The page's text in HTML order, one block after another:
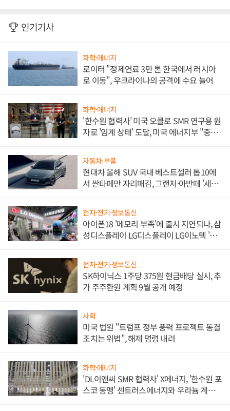
인기기사
화학·에너지
로이터 "정제연료 3만 톤 한국에서 러시아
로 이동", 우크라이나의 공격에 수요 늘어
화학·에너지
'한수원 협력사' 미국 오클로 SMR 연구용 원
자로 '임계 상태' 도달, 미국 에너지부 "중요
자동차·부품
현대차 올해 SUV 국내 베스트셀러 톱10에
서 싼타페만 자리매김, 그랜저·아반떼 '세단
전자·전기·정보통신
아이폰18 '메모리 부족'에 출시 지연되나, 삼
성디스플레이 LG디스플레이 LG이노텍 '탈
전자·전기·정보통신
SK하이닉스 1주당 375원 현금배당 실시, 추
가 주주환원 계획 9월 공개 예정
사회
미국 법원 "트럼프 정부 풍력 프로젝트 동결
조치는 위법", 해제 명령 내려
화학·에너지
'DL이앤씨 SMR 협력사' X에너지, '한수원 포
스코 동맹' 센트러스에너지와 우라늄 계약